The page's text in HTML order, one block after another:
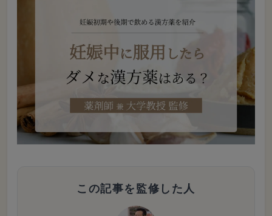
この記事を監修した人